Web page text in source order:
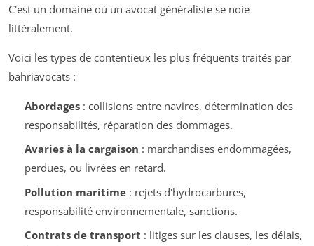
C'est un domaine où un avocat généraliste se noie
littéralement.
Voici les types de contentieux les plus fréquents traités par
bahriavocats :
Abordages: collisions entre navires, détermination des
responsabilités, réparation des dommages.
Avaries à la cargaison : marchandises endommagées,
perdues, ou livrées en retard.
Pollution maritime: rejets d'hydrocarbures,
responsabilité environnementale, sanctions.
Contrats de transport : litiges sur les clauses, les délais,